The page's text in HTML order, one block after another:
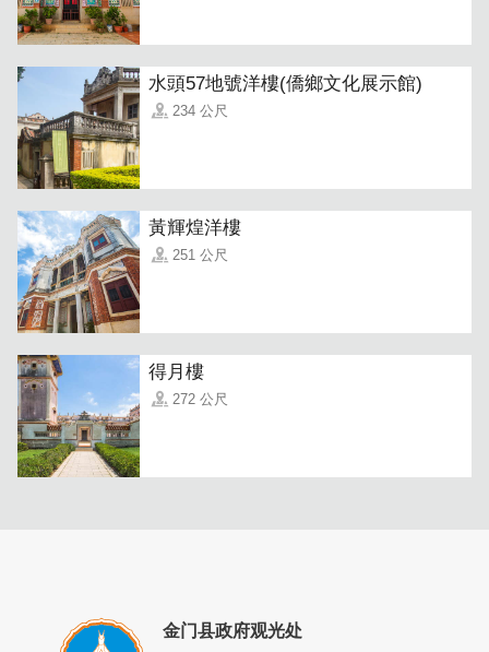
小城故事多，充满喜和乐，若是你到小城来 收获特别多～
您来到小陈故事，感受金门之美！
水頭57地號洋樓(僑鄉文化展示館)
234 公尺
黃輝煌洋樓
251 公尺
得月樓
272 公尺
金门县政府观光处